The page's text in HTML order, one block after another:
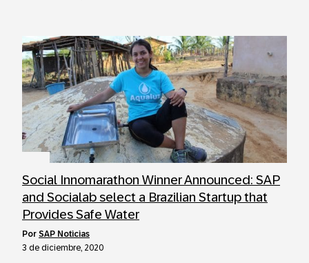
Social Innomarathon Winner Announced: SAP
and Socialab select a Brazilian Startup that
Provides Safe Water
por SAP Noticias
3 de diciembre, 2020